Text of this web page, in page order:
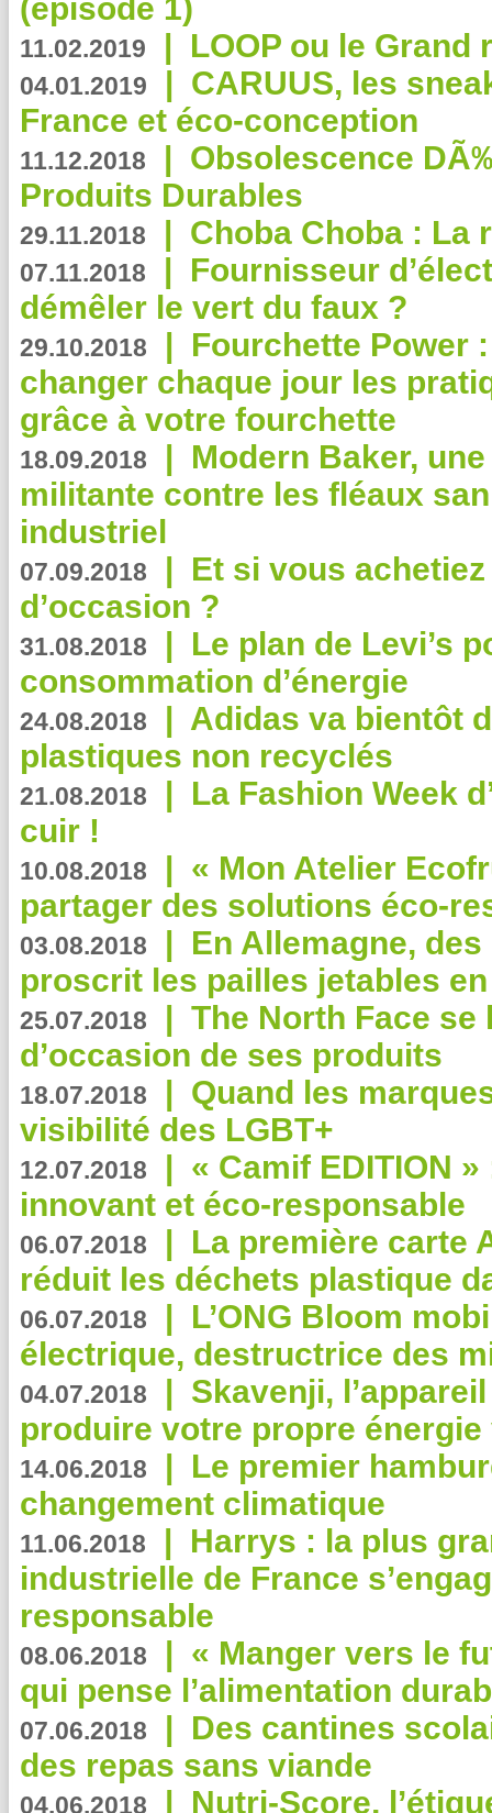
(épisode 1)
11.02.2019 | LOOP ou le Grand
04.01.2019 | CARUUS, les
France et éco-conception
11.12.2018 | Obsolescence
Produits Durables
29.11.2018 | Choba Choba : La
07.11.2018 | Fournisseur
démêler le vert du faux ?
29.10.2018 | Fourchette Power
changer chaque jour les
grâce à votre fourchette
18.09.2018 | Modern Baker,
militante contre les fléaux
industriel
07.09.2018 | Et si vous
d’occasion ?
31.08.2018 | Le plan de Levi’s
consommation d’énergie
24.08.2018 | Adidas va bientôt
plastiques non recyclés
21.08.2018 | La Fashion Week
cuir !
10.08.2018 | « Mon Atelier
partager des solutions éco-
03.08.2018 | En Allemagne,
proscrit les pailles jetables
25.07.2018 | The North Face se
d’occasion de ses produits
18.07.2018 | Quand les
visibilité des LGBT+
12.07.2018 | « Camif EDITION
innovant et éco-responsable
06.07.2018 | La première carte
réduit les déchets plastique
06.07.2018 | L’ONG Bloom
électrique, destructrice des
04.07.2018 | Skavenji,
produire votre propre
14.06.2018 | Le premier
changement climatique
11.06.2018 | Harrys : la plus
industrielle de France
responsable
08.06.2018 | « Manger vers le
qui pense l’alimentation
07.06.2018 | Des cantines
des repas sans viande
04.06.2018 | Nutri-Score,